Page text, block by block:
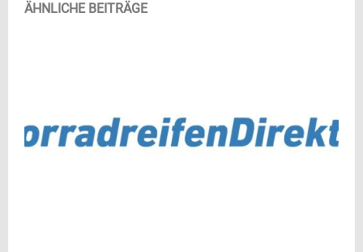
ÄHNLICHE BEITRÄGE